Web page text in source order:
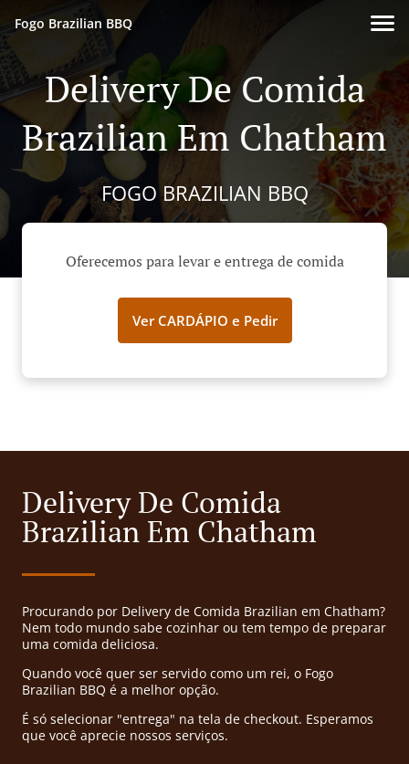
Fogo Brazilian BBQ
Delivery De Comida
Brazilian Em Chatham
FOGO BRAZILIAN BBQ
Oferecemos para levar e entrega de comida
Ver CARDÁPIO e Pedir
Delivery De Comida
Brazilian Em Chatham
Procurando por Delivery de Comida Brazilian em Chatham?
Nem todo mundo sabe cozinhar ou tem tempo de preparar
uma comida deliciosa.
Quando você quer ser servido como um rei, o Fogo
Brazilian BBQ é a melhor opção.
É só selecionar "entrega" na tela de checkout. Esperamos
que você aprecie nossos serviços.